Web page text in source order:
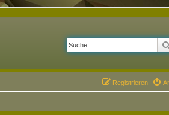
Registrieren